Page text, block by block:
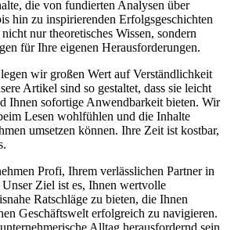
die von fundierten Analysen über
hin zu inspirierenden Erfolgsgeschichten
nur theoretisches Wissen, sondern
für Ihre eigenen Herausforderungen.
wir großen Wert auf Verständlichkeit
Artikel sind so gestaltet, dass sie leicht
Ihnen sofortige Anwendbarkeit bieten. Wir
Lesen wohlfühlen und die Inhalte
umsetzen können. Ihre Zeit ist kostbar,
Profi, Ihrem verlässlichen Partner in
Ziel ist es, Ihnen wertvolle
Ratschläge zu bieten, die Ihnen
Geschäftswelt erfolgreich zu navigieren.